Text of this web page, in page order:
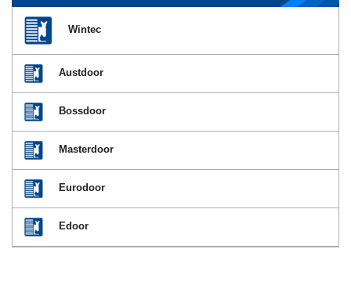
Wintec
Austdoor
Bossdoor
Masterdoor
Eurodoor
Edoor